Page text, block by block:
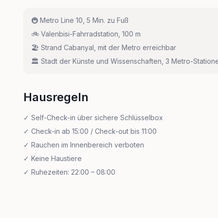
🚇 Metro Line 10, 5 Min. zu Fuß
🚲 Valenbisi-Fahrradstation, 100 m
🏖️ Strand Cabanyal, mit der Metro erreichbar
🏛️ Stadt der Künste und Wissenschaften, 3 Metro-
Hausregeln
✓ Self-Check-in über sichere Schlüsselbox
✓ Check-in ab 15:00 / Check-out bis 11:00
✓ Rauchen im Innenbereich verboten
✓ Keine Haustiere
✓ Ruhezeiten: 22:00 – 08:00